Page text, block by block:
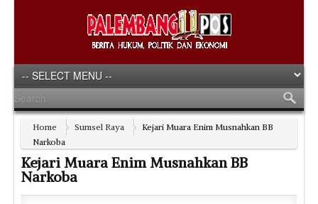
Home Sumsel Raya
Kejari Muara Enim Musnahkan BB
Narkoba
Kejari Muara Enim Musnahkan BB
Narkoba